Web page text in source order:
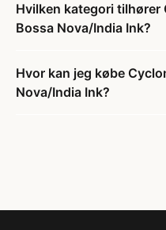
Hvilken kategori tilhører
Bossa Nova/India Ink?
Hvor kan jeg købe
Nova/India Ink?